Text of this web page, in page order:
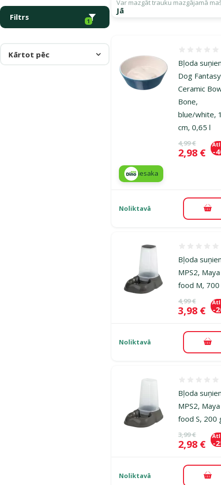
Filtrs 1
Var mazgāt trauku mazgājamā
Jā
Kārtot pēc
Bļoda
Dog Fantasy
Ceramic
Bone,
blue/white,
cm, 0,65 l
Oriģinālā
4,99 €
Cena
2,98 € -
iesaka
Noliktavā
Bļoda
MPS2, Maya
food M,
Oriģinālā
4,99 €
Cena
3,98 € -
Noliktavā
Bļoda
MPS2, Maya
food S, 200
Oriģinālā
3,99 €
Cena
2,98 € -
Noliktavā